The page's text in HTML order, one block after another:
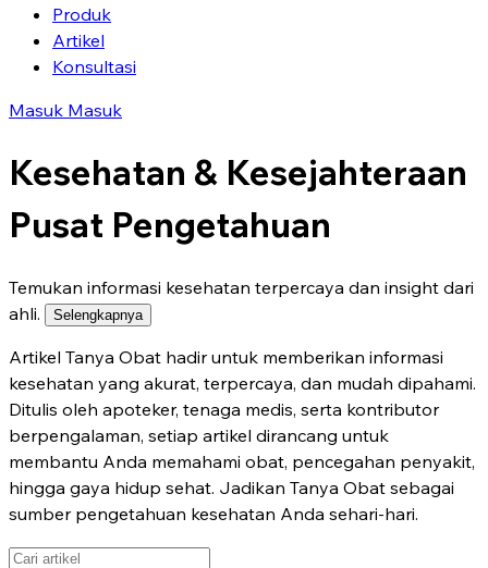
Produk
Artikel
Konsultasi
Masuk Masuk
Kesehatan & Kesejahteraan
Pusat Pengetahuan
Temukan informasi kesehatan terpercaya dan insight dari
ahli.
Selengkapnya
Artikel Tanya Obat hadir untuk memberikan informasi
kesehatan yang akurat, terpercaya, dan mudah dipahami.
Ditulis oleh apoteker, tenaga medis, serta kontributor
berpengalaman, setiap artikel dirancang untuk
membantu Anda memahami obat, pencegahan penyakit,
hingga gaya hidup sehat. Jadikan Tanya Obat sebagai
sumber pengetahuan kesehatan Anda sehari-hari.